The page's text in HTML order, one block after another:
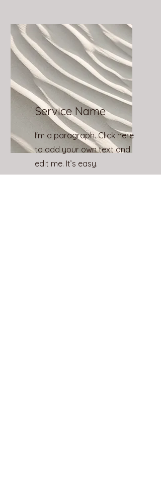
Service Name
I'm a paragraph. Click here
to add your own text and
edit me. It’s easy.